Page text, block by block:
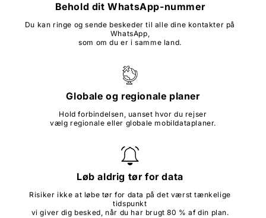
Behold dit WhatsApp-nummer
Du kan ringe og sende beskeder til alle dine kontakter på
WhatsApp,
som om du er i samme land.
Globale og regionale planer
Hold forbindelsen, uanset hvor du rejser
vælg regionale eller globale mobildataplaner.
Løb aldrig tør for data
Risiker ikke at løbe tør for data på det værst tænkelige
tidspunkt
vi giver dig besked, når du har brugt 80 % af din plan.